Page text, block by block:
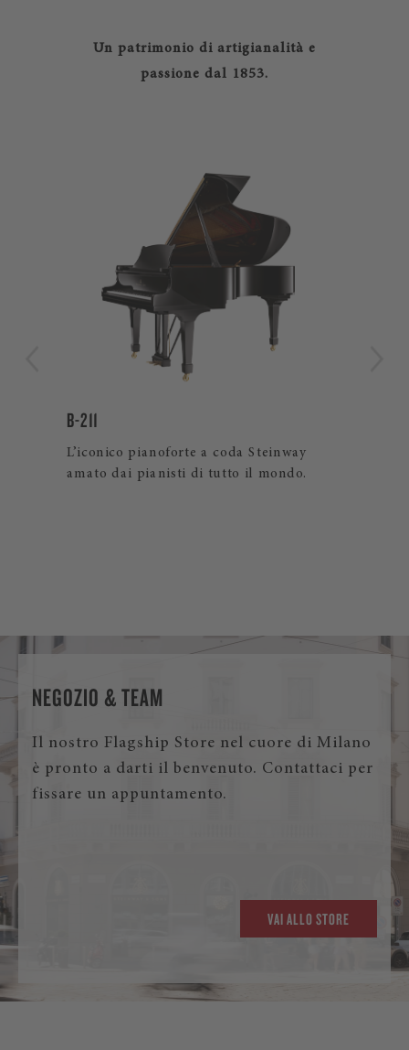
Un patrimonio di artigianalità e
passione dal 1853.
B-211
L’iconico pianoforte a coda Steinway
amato dai pianisti di tutto il mondo.
NEGOZIO & TEAM
Il nostro Flagship Store nel cuore di Milano
è pronto a darti il benvenuto. Contattaci per
fissare un appuntamento.
VAI ALLO STORE